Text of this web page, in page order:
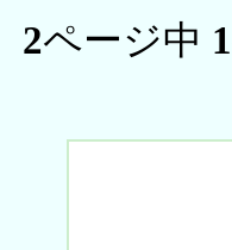
2ページ中 1